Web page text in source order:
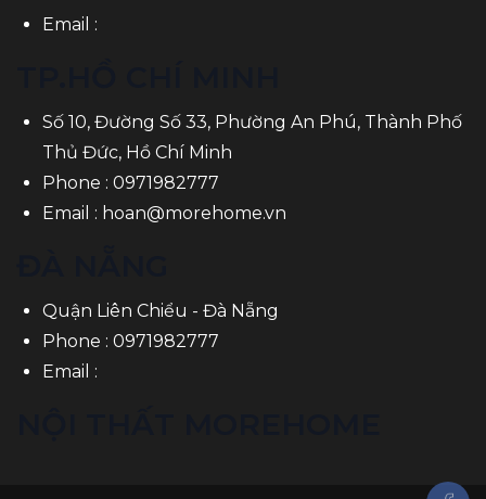
Email :
Số 10, Đường Số 33, Phường An Phú, Thành Phố
Thủ Đức, Hồ Chí Minh
Phone : 0971982777
Email : hoan@morehome.vn
Quận Liên Chiểu - Đà Nẵng
Phone : 0971982777
Email :